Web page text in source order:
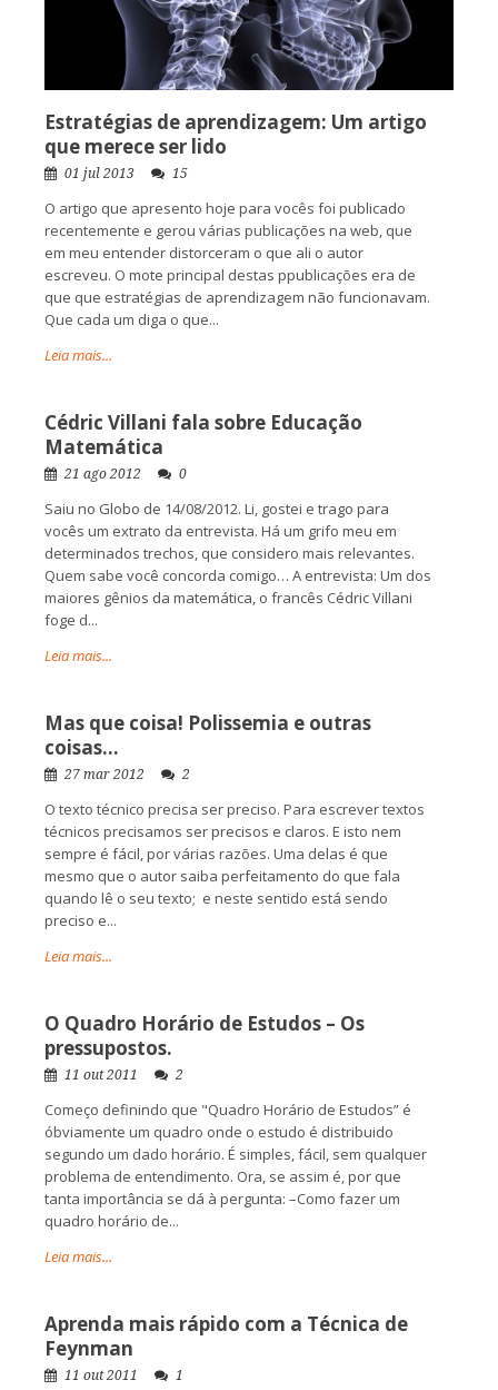
Estratégias de aprendizagem: Um artigo
que merece ser lido
01 jul 2013 15
O artigo que apresento hoje para vocês foi publicado
recentemente e gerou várias publicações na web, que
em meu entender distorceram o que ali o autor
escreveu. O mote principal destas ppublicações era de
que que estratégias de aprendizagem não funcionavam.
Que cada um diga o que...
Leia mais...
Cédric Villani fala sobre Educação
Matemática
21 ago 2012 0
Saiu no Globo de 14/08/2012. Li, gostei e trago para
vocês um extrato da entrevista. Há um grifo meu em
determinados trechos, que considero mais relevantes.
Quem sabe você concorda comigo… A entrevista: Um dos
maiores gênios da matemática, o francês Cédric Villani
foge d...
Leia mais...
Mas que coisa! Polissemia e outras
coisas…
27 mar 2012 2
O texto técnico precisa ser preciso. Para escrever textos
técnicos precisamos ser precisos e claros. E isto nem
sempre é fácil, por várias razões. Uma delas é que
mesmo que o autor saiba perfeitamento do que fala
quando lê o seu texto; e neste sentido está sendo
preciso e...
Leia mais...
O Quadro Horário de Estudos – Os
pressupostos.
11 out 2011 2
Começo definindo que "Quadro Horário de Estudos” é
óbviamente um quadro onde o estudo é distribuido
segundo um dado horário. É simples, fácil, sem qualquer
problema de entendimento. Ora, se assim é, por que
tanta importância se dá à pergunta: –Como fazer um
quadro horário de...
Leia mais...
Aprenda mais rápido com a Técnica de
Feynman
11 out 2011 1